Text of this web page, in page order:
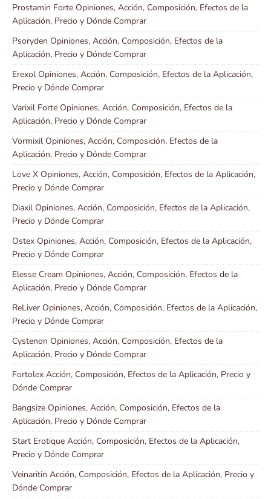
Prostamin Forte Opiniones, Acción, Composición, Efectos de la
Aplicación, Precio y Dónde Comprar
Psoryden Opiniones, Acción, Composición, Efectos de la
Aplicación, Precio y Dónde Comprar
Erexol Opiniones, Acción, Composición, Efectos de la Aplicación,
Precio y Dónde Comprar
Varixil Forte Opiniones, Acción, Composición, Efectos de la
Aplicación, Precio y Dónde Comprar
Vormixil Opiniones, Acción, Composición, Efectos de la
Aplicación, Precio y Dónde Comprar
Love X Opiniones, Acción, Composición, Efectos de la Aplicación,
Precio y Dónde Comprar
Diaxil Opiniones, Acción, Composición, Efectos de la Aplicación,
Precio y Dónde Comprar
Ostex Opiniones, Acción, Composición, Efectos de la Aplicación,
Precio y Dónde Comprar
Elesse Cream Opiniones, Acción, Composición, Efectos de la
Aplicación, Precio y Dónde Comprar
ReLiver Opiniones, Acción, Composición, Efectos de la Aplicación,
Precio y Dónde Comprar
Cystenon Opiniones, Acción, Composición, Efectos de la
Aplicación, Precio y Dónde Comprar
Fortolex Acción, Composición, Efectos de la Aplicación, Precio y
Dónde Comprar
Bangsize Opiniones, Acción, Composición, Efectos de la
Aplicación, Precio y Dónde Comprar
Start Erotique Acción, Composición, Efectos de la Aplicación,
Precio y Dónde Comprar
Veinaritin Acción, Composición, Efectos de la Aplicación, Precio y
Dónde Comprar